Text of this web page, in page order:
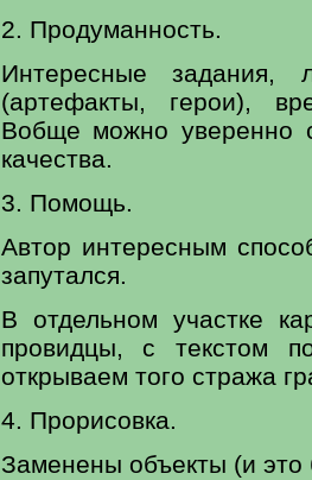
2. Продуманность.
Интересные задания,
(артефакты, герои),
Вобще можно уверенно
качества.
3. Помощь.
Автор интересным
запутался.
В отдельном участке
провидцы, с текстом
открываем того стража
4. Прорисовка.
Заменены объекты (и это